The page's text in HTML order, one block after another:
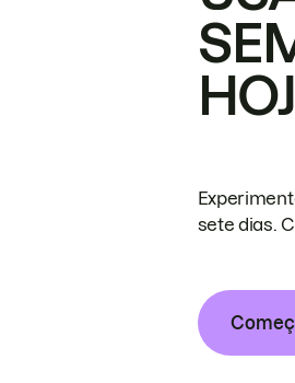
sete dias.